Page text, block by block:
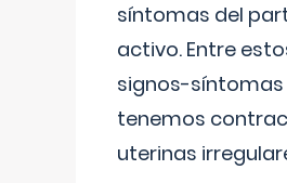
síntomas del
activo. Entre
signos-síntomas
tenemos
uterinas